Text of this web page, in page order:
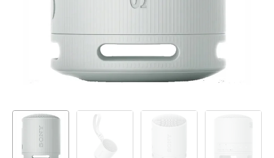
Spēļu konsoles
Audio
Soundbars
Akustiskās sistēmas